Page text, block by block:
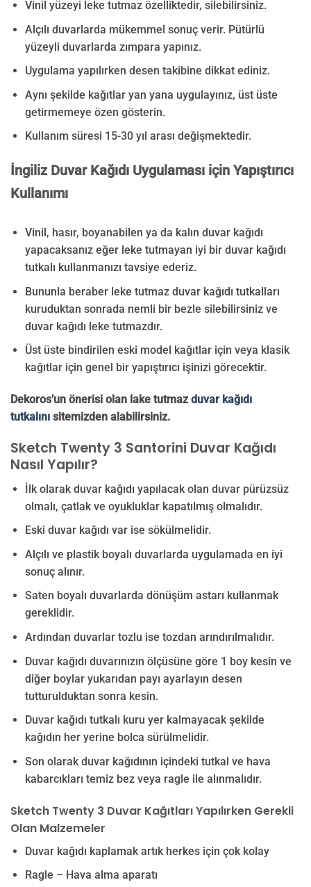
Vinil yüzeyi leke tutmaz özelliktedir, silebilirsiniz.
Alçılı duvarlarda mükemmel sonuç verir. Pütürlü
yüzeyli duvarlarda zımpara yapınız.
Uygulama yapılırken desen takibine dikkat ediniz.
Aynı şekilde kağıtlar yan yana uygulayınız, üst üste
getirmemeye özen gösterin.
Kullanım süresi 15-30 yıl arası değişmektedir.
İngiliz Duvar Kağıdı Uygulaması için Yapıştırıcı
Kullanımı
Vinil, hasır, boyanabilen ya da kalın duvar kağıdı
yapacaksanız eğer leke tutmayan iyi bir duvar kağıdı
tutkalı kullanmanızı tavsiye ederiz.
Bununla beraber leke tutmaz duvar kağıdı tutkalları
kuruduktan sonrada nemli bir bezle silebilirsiniz ve
duvar kağıdı leke tutmazdır.
Üst üste bindirilen eski model kağıtlar için veya klasik
kağıtlar için genel bir yapıştırıcı işinizi görecektir.
Dekoros’un önerisi olan lake tutmazduvar kağıdı
tutkalını sitemizden alabilirsiniz.
Sketch Twenty 3 Santorini Duvar Kağıdı
Nasıl Yapılır?
İlk olarak duvar kağıdı yapılacak olan duvar pürüzsüz
olmalı, çatlak ve oyukluklar kapatılmış olmalıdır.
Eski duvar kağıdı var ise sökülmelidir.
Alçılı ve plastik boyalı duvarlarda uygulamada en iyi
sonuç alınır.
Saten boyalı duvarlarda dönüşüm astarı kullanmak
gereklidir.
Ardından duvarlar tozlu ise tozdan arındırılmalıdır.
Duvar kağıdı duvarınızın ölçüsüne göre 1 boy kesin ve
diğer boylar yukarıdan payı ayarlayın desen
tutturulduktan sonra kesin.
Duvar kağıdı tutkalı kuru yer kalmayacak şekilde
kağıdın her yerine bolca sürülmelidir.
Son olarak duvar kağıdının içindeki tutkal ve hava
kabarcıkları temiz bez veya ragle ile alınmalıdır.
Sketch Twenty 3 Duvar Kağıtları Yapılırken Gerekli
Olan Malzemeler
Duvar kağıdı kaplamak artık herkes için çok kolay
Ragle – Hava alma aparatı